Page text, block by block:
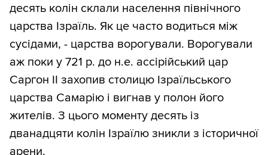
десять колін склали населення північного
царства Ізраїль. Як це часто водиться між
сусідами, - царства ворогували. Ворогували
аж поки у 721 р. до н.е. ассірійський цар
Саргон II захопив столицю Ізраїльського
царства Самарію і вигнав у полон його
жителів. З цього моменту десять із
дванадцяти колін Ізраїлю зникли з історичної
арени.